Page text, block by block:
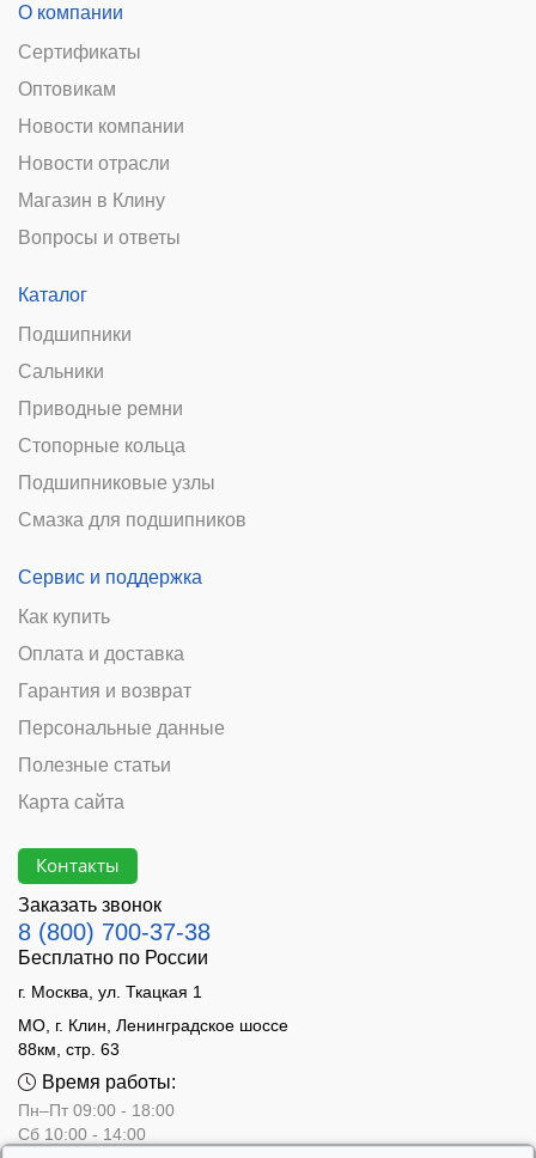
О компании
Сертификаты
Оптовикам
Новости компании
Новости отрасли
Магазин в Клину
Вопросы и ответы
Каталог
Подшипники
Сальники
Приводные ремни
Стопорные кольца
Подшипниковые узлы
Смазка для подшипников
Сервис и поддержка
Как купить
Оплата и доставка
Гарантия и возврат
Персональные данные
Полезные статьи
Карта сайта
Контакты
Заказать звонок
8 (800) 700-37-38
Бесплатно по России
г. Москва, ул. Ткацкая 1
МО, г. Клин, Ленинградское шоссе
88км, стр. 63
Время работы:
Пн–Пт 09:00 - 18:00
Сб 10:00 - 14:00